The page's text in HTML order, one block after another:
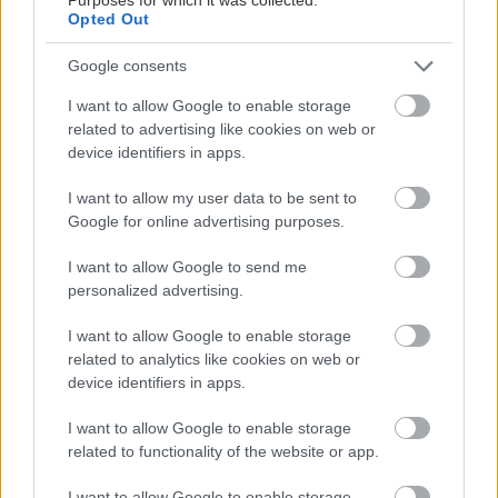
Opted Out
Google consents
I want to allow Google to enable storage
related to advertising like cookies on web or
device identifiers in apps.
I want to allow my user data to be sent to
Google for online advertising purposes.
I want to allow Google to send me
personalized advertising.
I want to allow Google to enable storage
related to analytics like cookies on web or
device identifiers in apps.
I want to allow Google to enable storage
related to functionality of the website or app.
χρειαστείτε:
2 ώριμα,
δαμάσκηνα
½ κούπα
¼ της κούπας
¼ της κούπας
1 κούπα cachaca